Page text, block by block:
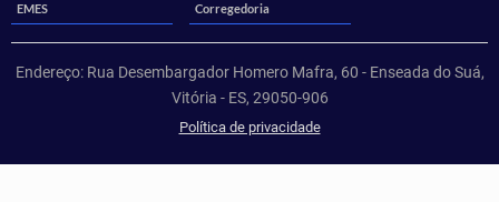
EMES Corregedoria
Endereço: Rua Desembargador Homero Mafra, 60 - Enseada do Suá,
Vitória - ES, 29050-906
Política de privacidade